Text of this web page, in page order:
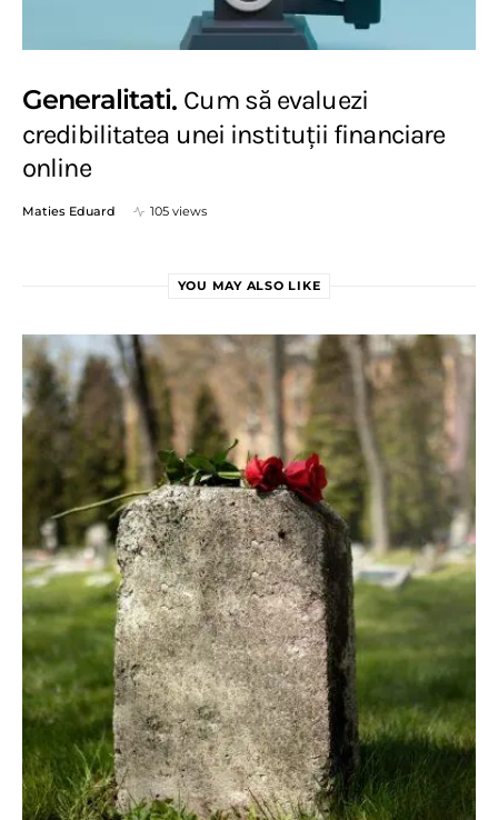
Generalitati Cum să evaluezi
credibilitatea unei instituții financiare
online
Maties Eduard 105 views
YOU MAY ALSO LIKE